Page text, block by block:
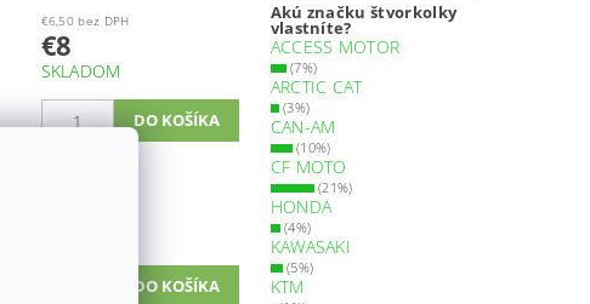
€6,50 bez DPH
€8
SKLADOM
Akú značku štvorkolky
vlastníte?
ACCESS MOTOR
(7%)
ARCTIC CAT
(3%)
CAN-AM
(10%)
CF MOTO
(21%)
HONDA
(4%)
KAWASAKI
(5%)
KTM